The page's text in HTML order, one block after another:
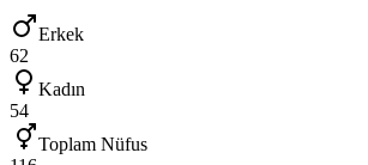
Erkek
62
Kadın
54
Toplam Nüfus